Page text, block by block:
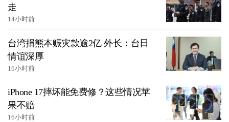
走
14小时前
台湾捐熊本赈灾款逾2亿 外长：台日
情谊深厚
16小时前
iPhone 17摔坏能免费修？这些情况苹
果不赔
16小时前